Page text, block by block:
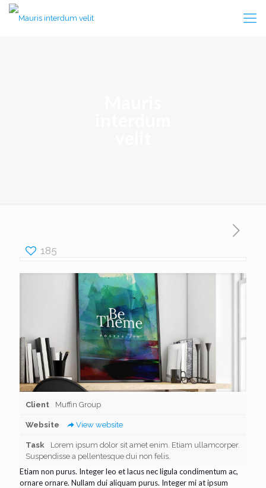
185
Client Muffin Group
Website View website
Task
Lorem ipsum dolor sit amet enim. Etiam ullamcorper.
Suspendisse a pellentesque dui non felis.
Etiam non purus. Integer leo et lacus nec ligula condimentum ac,
ornare ornare. Nullam dui aliquam purus. Integer mi at ipsum